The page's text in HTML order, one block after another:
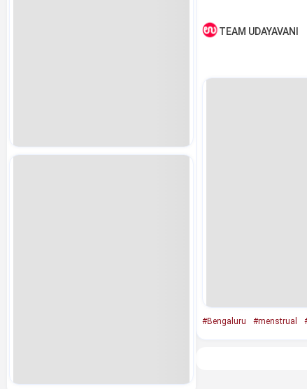
TEAM UDAYAVANI
#Bengaluru #menstrual